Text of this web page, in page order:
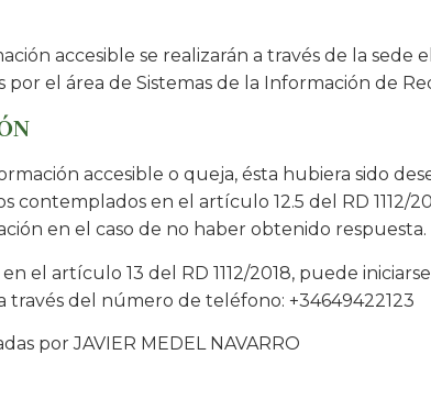
accesible se realizarán a través de la
el área de Sistemas de la Información de
accesible o queja, ésta hubiera sido
contemplados en el artículo 12.5 del RD 1112/
en el caso de no haber obtenido respuesta.
el artículo 13 del RD 1112/2018, puede
través del número de teléfono: +34649422123
por JAVIER MEDEL NAVARRO